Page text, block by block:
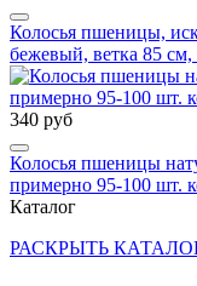
Колосья пшеницы,
бежевый, ветка 85 см,
340 руб
Колосья пшеницы
примерно 95-100 шт.
Каталог
РАСКРЫТЬ